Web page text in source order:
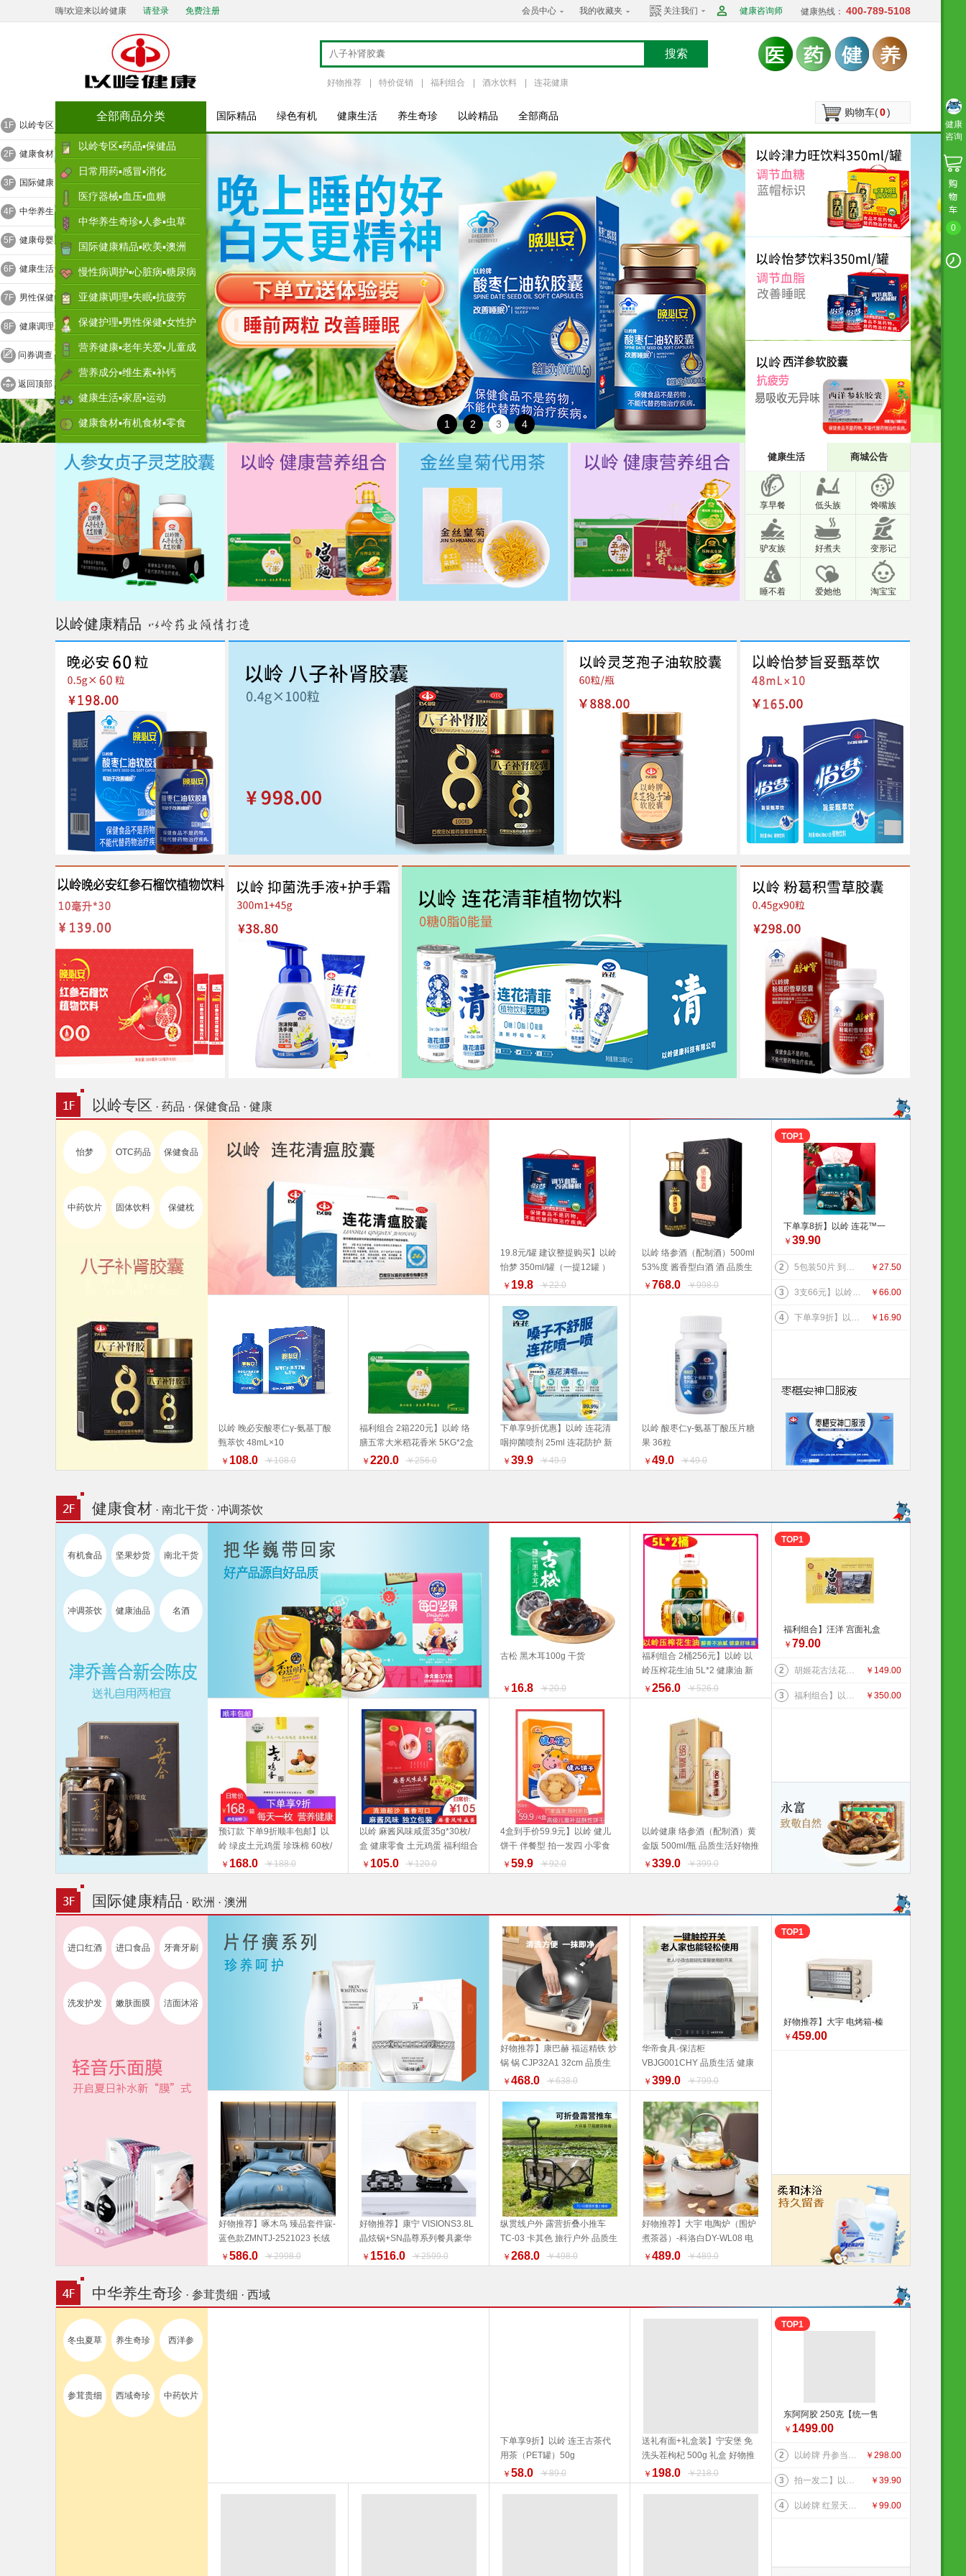
嗨!欢迎来以岭健康 请登录 免费注册 会员中心 我的收藏夹 关注我们 健康咨询师 健康热线： 400-789-5108
搜索
好物推荐 特价促销 福利组合 酒水饮料 连花健康
购物车(0)
以岭专区▪药品▪保健品
日常用药▪感冒▪消化
医疗器械▪血压▪血糖
中华养生奇珍▪人参▪虫草
国际健康精品▪欧美▪澳洲
慢性病调护▪心脏病▪糖尿病
亚健康调理▪失眠▪抗疲劳
保健护理▪男性保健▪女性护
理
营养健康▪老年关爱▪儿童成
长
营养成分▪维生素▪补钙
健康生活▪家居▪运动
健康食材▪有机食材▪零食
全部商品分类 国际精品 绿色有机 健康生活 养生奇珍 以岭精品 全部商品
1 2 3 4
健康生活 商城公告
享早餐 低头族 馋嘴族
驴友族 好煮夫 变形记
睡不着 爱她他 淘宝宝
以岭健康精品
1F 以岭专区
2F 健康食材
3F 国际健康
4F 中华养生
5F 健康母婴
6F 健康生活
7F 男性保健
8F 健康调理
问券调查
返回顶部
以岭专区 · 药品 · 保健食品 · 健康
怡梦 OTC药品 保健食品
中药饮片 固体饮料 保健枕
19.8元/罐 建议整提购买】以岭
怡梦 350ml/罐（一提12罐 ）
好物推荐
￥ 19.8 ￥22.0
以岭 络参酒（配制酒）500ml
53%度 酱香型白酒 酒 品质生
活 好物推荐
￥ 768.0 ￥998.0
以岭 晚必安酸枣仁γ-氨基丁酸
甄萃饮 48mL×10
￥ 108.0 ￥108.0
福利组合 2箱220元】以岭 络
膳五常大米稻花香米 5KG*2盒
产品新旧包装更替 以实物包装
为准 品质生活 福利产品 好物推
￥ 220.0 ￥256.0
下单享9折优惠】以岭 连花清
咽抑菌喷剂 25ml 连花防护 新
旧包装随机发货 旅行必备
￥ 39.9 ￥49.9
以岭 酸枣仁γ-氨基丁酸压片糖
果 36粒
￥ 49.0 ￥49.0
TOP1
下单享8折】以岭 连花™一
次性绵柔洗脸巾（柔巾）70
活家居 连花健康 旅行必备
￥ 39.90
2 5包装50片 到手价27.5元】以岭 连花清肤卫生 湿巾 防护 抑菌防护 连花防护 新旧包装交替发货 旅行必备 ￥ 27.50
3 3支66元】以岭连花清齿牙膏 140g/支 中药护龈 以岭牙膏 新旧包装随机发货 健康生活家居 连花健康 旅行必备 ￥ 66.00
4 下单享9折】以岭 连花口罩爆珠（劲爽薄荷香型）100粒装 连花健康 ￥ 16.90
健康食材 · 南北干货 · 冲调茶饮
有机食品 坚果炒货 南北干货
冲调茶饮 健康油品 名酒
古松 黑木耳100g 干货
￥ 16.8 ￥20.0
福利组合 2桶256元】以岭 以
岭压榨花生油 5L*2 健康油 新
旧包装随机发货 健康食材 福利
产品 好物推荐 推荐
￥ 256.0 ￥526.0
预订款 下单9折顺丰包邮】以
岭 绿皮土元鸡蛋 珍珠棉 60枚/
箱【收到货之后尽快至冰箱贮
存】福利组合 好物推荐礼盒推
￥ 168.0 ￥188.0
以岭 麻酱风味咸蛋35g*30枚/
盒 健康零食 土元鸡蛋 福利组合
好物推荐 推荐
￥ 105.0 ￥120.0
4盒到手价59.9元】以岭 健儿
饼干 伴餐型 拍一发四 小零食
￥ 59.9 ￥92.0
以岭健康 络参酒（配制酒）黄
金版 500ml/瓶 品质生活好物推
荐
￥ 339.0 ￥399.0
TOP1
福利组合】汪洋 宫面礼盒
2.4千克 300克*8盒 河北特
产品 好物推荐 推荐 推荐
￥ 79.00
2 胡姬花古法花生油 5L 新旧包装更替以收到实物为准 健康油 健康食材 福利产品 好物推荐 推荐 ￥ 149.00
3 福利组合】以岭络膳五常大米稻花香米5kg+以岭压榨花生油5L+以岭土元鸡蛋60枚（预订款） 大米 油 鸡蛋 好物推荐 ￥ 350.00
国际健康精品 · 欧洲 · 澳洲
进口红酒 进口食品 牙膏牙刷
洗发护发 嫩肤面膜 洁面沐浴
好物推荐】康巴赫 福运精铁 炒
锅 锅 CJP32A1 32cm 品质生
活 厨具 健康生活家居 换新季
￥ 468.0 ￥638.0
华帝食具·保洁柜
VBJG001CHY 品质生活 健康
生活家居 特价促销
￥ 399.0 ￥799.0
好物推荐】啄木鸟 臻品套件寐-
蓝色款ZMNTJ-2521023 长绒
棉 家纺 品质生活 健康生活家居
特惠促销】】 家纺
￥ 586.0 ￥2998.0
好物推荐】康宁 VISIONS3.8L
晶炫锅+SN晶尊系列餐具豪华
14件套（彩盒）品质生活 厨具
换新季 特惠促销】
￥ 1516.0 ￥2599.0
纵贯线户外 露营折叠小推车
TC-03 卡其色 旅行户外 品质生
活 野营露营装备
￥ 268.0 ￥498.0
好物推荐】大宇 电陶炉（围炉
煮茶器）-科洛白DY-WL08 电
陶炉 品质生活 厨具 换新季 野
营露营装备 健康生活家居
￥ 489.0 ￥489.0
TOP1
好物推荐】大宇 电烤箱-榛
果棕DY-KX1801（升级版）
￥ 459.00
中华养生奇珍 · 参茸贵细 · 西域
冬虫夏草 养生奇珍 西洋参
参茸贵细 西域奇珍 中药饮片
下单享9折】以岭 连王古茶代
用茶（PET罐）50g
￥ 58.0 ￥89.0
送礼有面+礼盒装】宁安堡 免
洗头茬枸杞 500g 礼盒 好物推
荐 特价促销
￥ 198.0 ￥218.0
TOP1
东阿阿胶 250克【统一售
价】滋补
￥ 1499.00
2 以岭牌 丹参当归葡萄籽胶囊 90粒 ￥ 298.00
3 拍一发二】以岭 金丝皇菊（代用茶）4.2克(7包） ￥ 39.90
4 以岭牌 红景天葛根胶囊 38.7g(0.43g×90粒) 提高缺氧耐受力 ￥ 99.00
健康
咨询
0